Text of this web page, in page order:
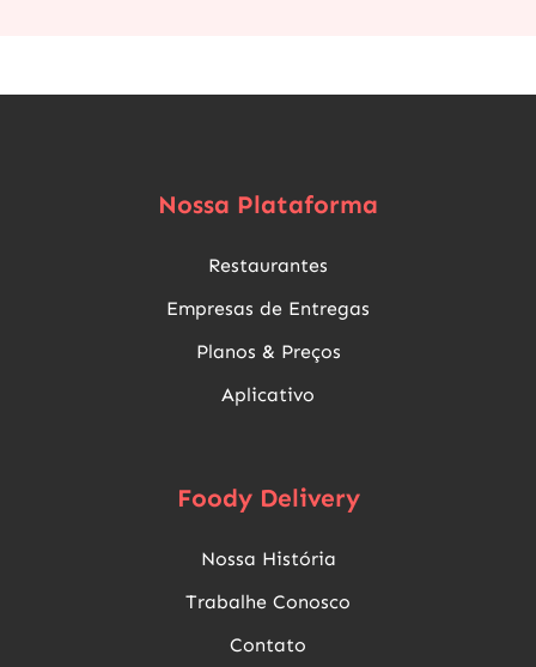
Nossa Plataforma
Restaurantes
Empresas de Entregas
Planos & Preços
Aplicativo
Foody Delivery
Nossa História
Trabalhe Conosco
Contato